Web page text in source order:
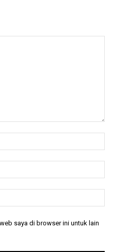
saya di browser ini untuk lain